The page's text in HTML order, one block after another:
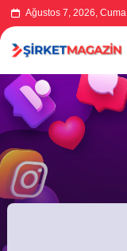
Ağustos 7, 2026, Cuma